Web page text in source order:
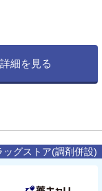
詳細を見る
ッグストア(調剤併設)